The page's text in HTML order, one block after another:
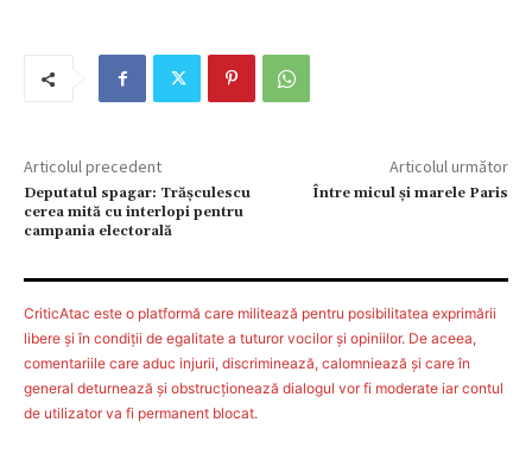
Articolul precedent
Deputatul spagar: Trăşculescu
cerea mită cu interlopi pentru
campania electorală
Articolul următor
Între micul şi marele Paris
CriticAtac este o platformă care militează pentru posibilitatea exprimării
libere şi în condiţii de egalitate a tuturor vocilor şi opiniilor. De aceea,
comentariile care aduc injurii, discriminează, calomniează şi care în
general deturnează şi obstrucţionează dialogul vor fi moderate iar contul
de utilizator va fi permanent blocat.